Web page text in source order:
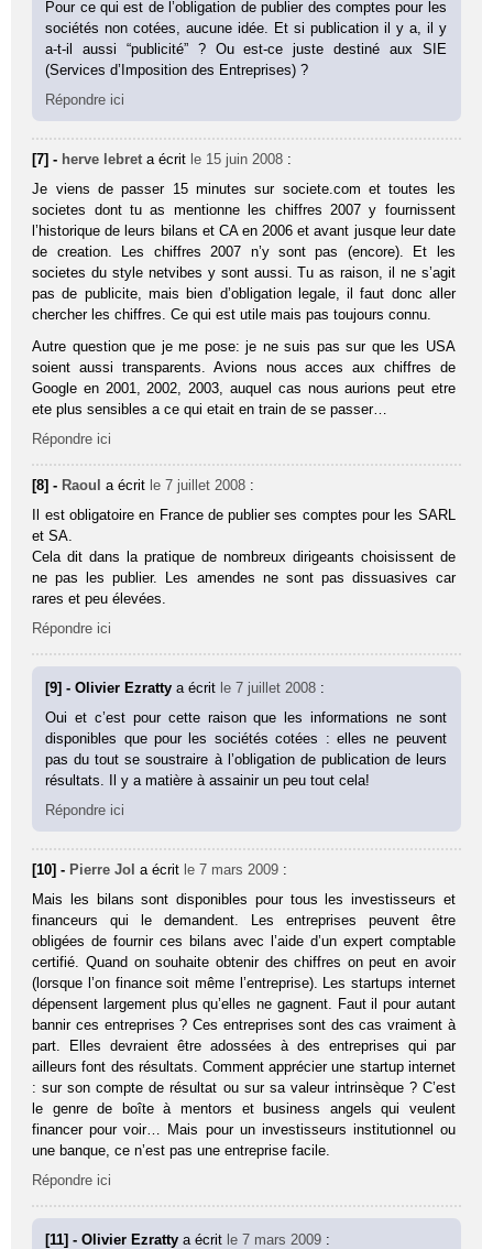
Pour ce qui est de l’obligation de publier des comptes pour les
sociétés non cotées, aucune idée. Et si publication il y a, il y
a-t-il aussi “publicité” ? Ou est-ce juste destiné aux SIE
(Services d’Imposition des Entreprises) ?
Répondre ici
[7] - herve lebret a écrit le 15 juin 2008 :
Je viens de passer 15 minutes sur societe.com et toutes les
societes dont tu as mentionne les chiffres 2007 y fournissent
l’historique de leurs bilans et CA en 2006 et avant jusque leur date
de creation. Les chiffres 2007 n’y sont pas (encore). Et les
societes du style netvibes y sont aussi. Tu as raison, il ne s’agit
pas de publicite, mais bien d’obligation legale, il faut donc aller
chercher les chiffres. Ce qui est utile mais pas toujours connu.
Autre question que je me pose: je ne suis pas sur que les USA
soient aussi transparents. Avions nous acces aux chiffres de
Google en 2001, 2002, 2003, auquel cas nous aurions peut etre
ete plus sensibles a ce qui etait en train de se passer…
Répondre ici
[8] - Raoul a écrit le 7 juillet 2008 :
Il est obligatoire en France de publier ses comptes pour les SARL
et SA.
Cela dit dans la pratique de nombreux dirigeants choisissent de
ne pas les publier. Les amendes ne sont pas dissuasives car
rares et peu élevées.
Répondre ici
[9] - Olivier Ezrattya écrit le 7 juillet 2008 :
Oui et c’est pour cette raison que les informations ne sont
disponibles que pour les sociétés cotées : elles ne peuvent
pas du tout se soustraire à l’obligation de publication de leurs
résultats. Il y a matière à assainir un peu tout cela!
Répondre ici
[10] - Pierre Jol a écrit le 7 mars 2009 :
Mais les bilans sont disponibles pour tous les investisseurs et
financeurs qui le demandent. Les entreprises peuvent être
obligées de fournir ces bilans avec l’aide d’un expert comptable
certifié. Quand on souhaite obtenir des chiffres on peut en avoir
(lorsque l’on finance soit même l’entreprise). Les startups internet
dépensent largement plus qu’elles ne gagnent. Faut il pour autant
bannir ces entreprises ? Ces entreprises sont des cas vraiment à
part. Elles devraient être adossées à des entreprises qui par
ailleurs font des résultats. Comment apprécier une startup internet
: sur son compte de résultat ou sur sa valeur intrinsèque ? C’est
le genre de boîte à mentors et business angels qui veulent
financer pour voir… Mais pour un investisseurs institutionnel ou
une banque, ce n’est pas une entreprise facile.
Répondre ici
[11] - Olivier Ezrattya écrit le 7 mars 2009 :